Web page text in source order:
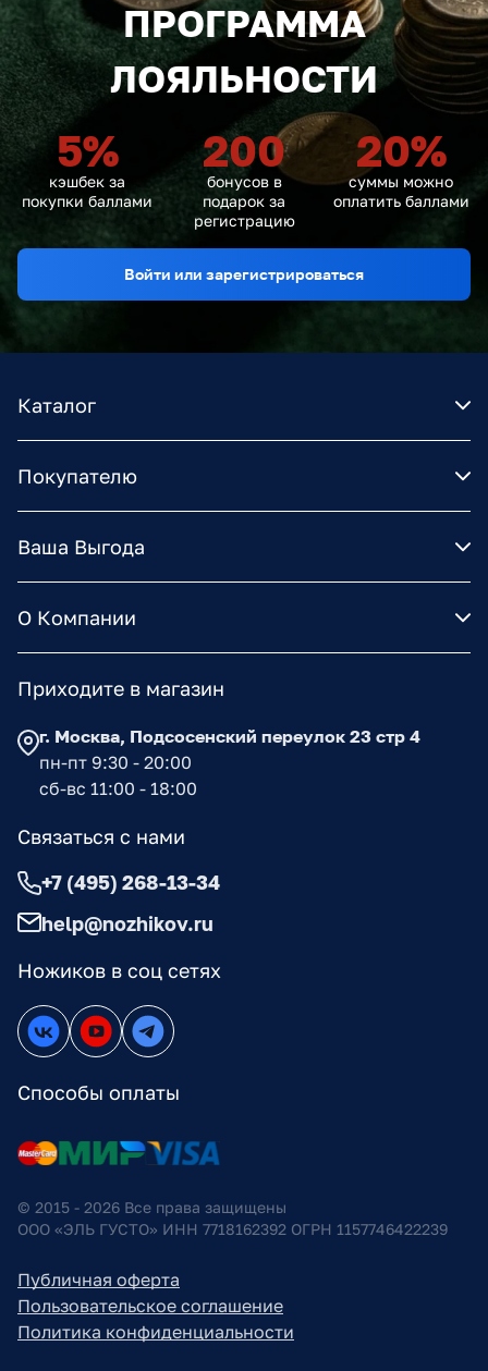
ПРОГРАММА
ЛОЯЛЬНОСТИ
5%
кэшбек за
покупки баллами
200
бонусов в
подарок за
регистрацию
20%
суммы можно
оплатить баллами
Войти или зарегистрироваться
Каталог
Покупателю
Ваша Выгода
О Компании
Ножиков в соц сетях
Способы оплаты
Приходите в магазин
г. Москва, Подсосенский переулок 23 стр 4
пн-пт 9:30 - 20:00
сб-вс 11:00 - 18:00
Связаться с нами
+7 (495) 268-13-34
help@nozhikov.ru
© 2015 - 2026 Все права защищены
ООО «ЭЛЬ ГУСТО» ИНН 7718162392 ОГРН 1157746422239
Публичная оферта
Пользовательское соглашение
Политика конфиденциальности